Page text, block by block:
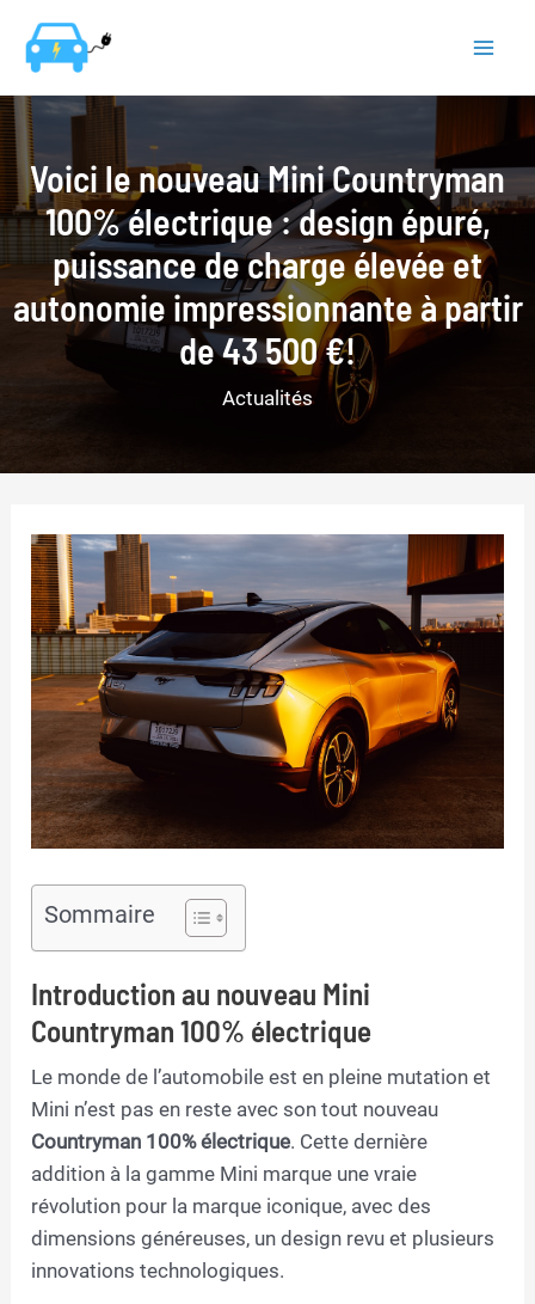
contenu
Voici le nouveau Mini Countryman
100% électrique : design épuré,
puissance de charge élevée et
autonomie impressionnante à partir
de 43 500 €!
Actualités
Sommaire
Introduction au nouveau Mini
Countryman 100% électrique
Le monde de l’automobile est en pleine mutation et
Mini n’est pas en reste avec son tout nouveau
Countryman 100% électrique. Cette dernière
addition à la gamme Mini marque une vraie
révolution pour la marque iconique, avec des
dimensions généreuses, un design revu et plusieurs
innovations technologiques.